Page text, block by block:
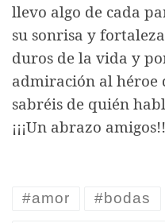
llevo algo de cada
su sonrisa y
duros de la vida y
admiración al héroe
sabréis de quién
¡¡¡Un abrazo
#amor #bodas